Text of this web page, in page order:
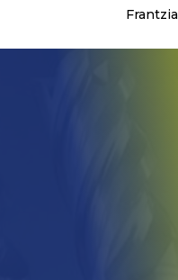
Frantzia